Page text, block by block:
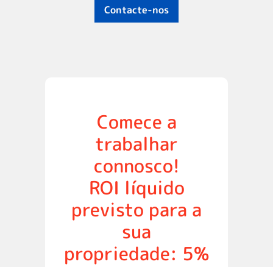
Contacte-nos
Comece a
trabalhar
connosco!
ROI líquido
previsto para a
sua
propriedade: 5%